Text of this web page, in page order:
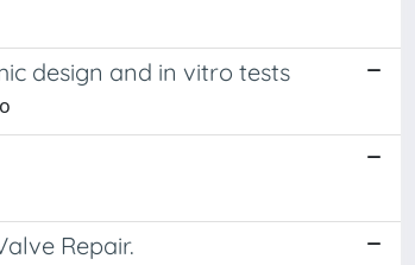
design and in vitro tests
Repair.